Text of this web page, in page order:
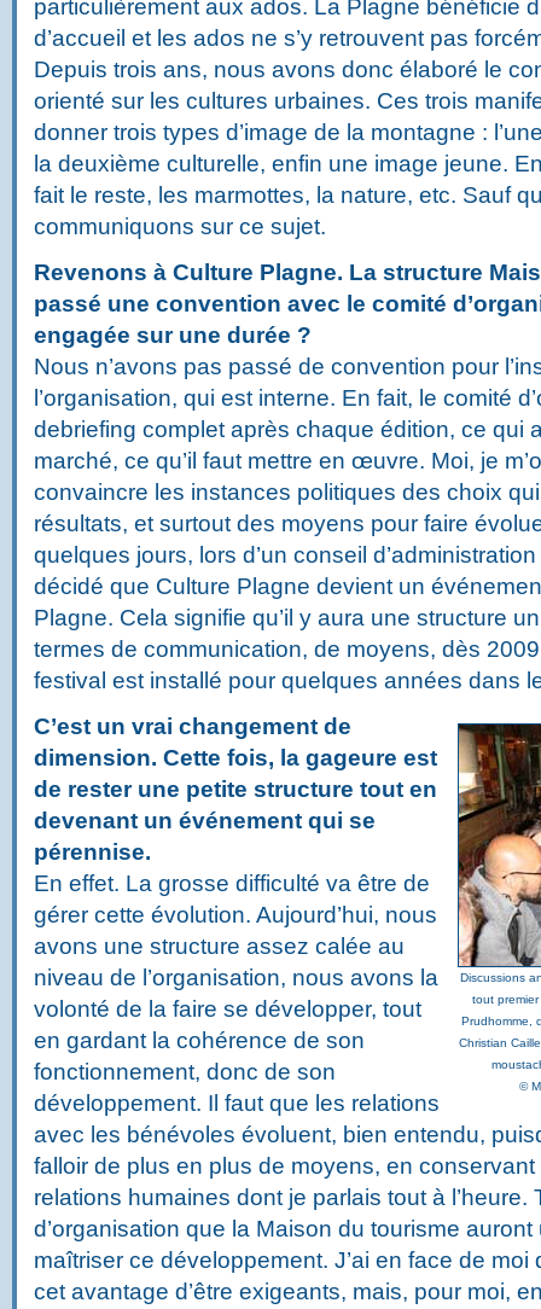
particulièrement aux ados. La Plagne bénéficie
d’accueil et les ados ne s’y retrouvent pas
Depuis trois ans, nous avons donc élaboré le
orienté sur les cultures urbaines. Ces trois
donner trois types d’image de la montagne :
la deuxième culturelle, enfin une image jeune.
fait le reste, les marmottes, la nature, etc. Sauf
communiquons sur ce sujet.
Revenons à Culture Plagne. La structure
passé une convention avec le comité
engagée sur une durée ?
Nous n’avons pas passé de convention pour
l’organisation, qui est interne. En fait, le comité
debriefing complet après chaque édition, ce qui
marché, ce qu’il faut mettre en œuvre. Moi, je
convaincre les instances politiques des choix
résultats, et surtout des moyens pour faire
quelques jours, lors d’un conseil d’administration
décidé que Culture Plagne devient un
Plagne. Cela signifie qu’il y aura une structure
termes de communication, de moyens, dès
festival est installé pour quelques années dans
Discussions
tout
Prudhomme,
Christian
©
C’est un vrai changement de
dimension. Cette fois, la gageure est
de rester une petite structure tout en
devenant un événement qui se
pérennise.
En effet. La grosse difficulté va être de
gérer cette évolution. Aujourd’hui, nous
avons une structure assez calée au
niveau de l’organisation, nous avons la
volonté de la faire se développer, tout
en gardant la cohérence de son
fonctionnement, donc de son
développement. Il faut que les relations
avec les bénévoles évoluent, bien entendu,
falloir de plus en plus de moyens, en
relations humaines dont je parlais tout à l’heure.
d’organisation que la Maison du tourisme
maîtriser ce développement. J’ai en face de
cet avantage d’être exigeants, mais, pour moi,